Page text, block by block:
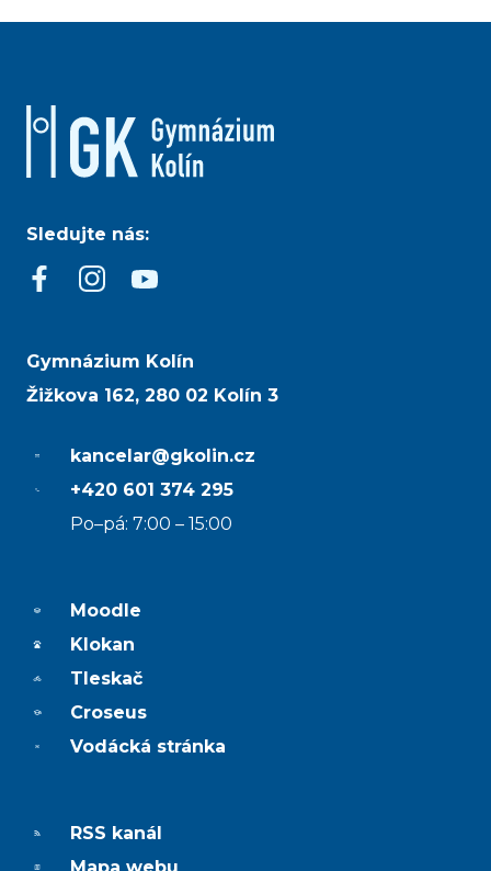
Sledujte nás:
Gymnázium Kolín
Žižkova 162, 280 02 Kolín 3
kancelar@gkolin.cz
+420 601 374 295
Po–pá: 7:00 – 15:00
Moodle
Klokan
Tleskač
Croseus
Vodácká stránka
RSS kanál